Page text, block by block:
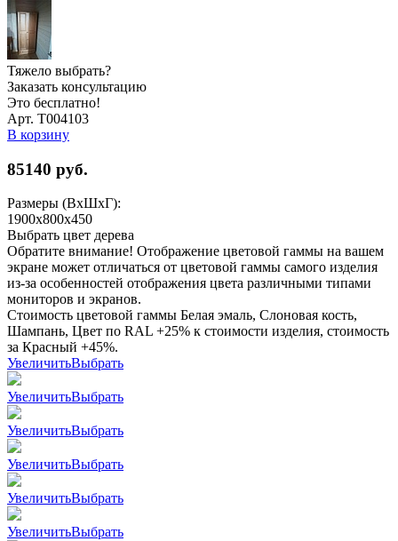
Тяжело выбрать?
Заказать консультацию
Это бесплатно!
Арт. Т004103
В корзину
85140 руб.
Размеры (ВхШхГ):
1900x800x450
Выбрать цвет дерева
Обратите внимание! Отображение цветовой гаммы на вашем
экране может отличаться от цветовой гаммы самого изделия
из-за особенностей отображения цвета различными типами
мониторов и экранов.
Стоимость цветовой гаммы Белая эмаль, Слоновая кость,
Шампань, Цвет по RAL +25% к стоимости изделия, стоимость
за Красный +45%.
УвеличитьВыбрать
УвеличитьВыбрать
УвеличитьВыбрать
УвеличитьВыбрать
УвеличитьВыбрать
УвеличитьВыбрать